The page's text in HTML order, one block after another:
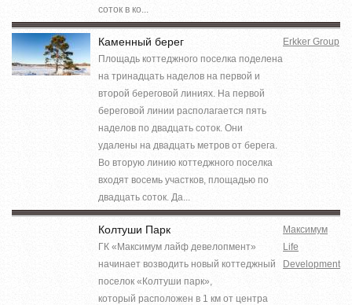
соток в ко...
Каменный берег
Площадь коттеджного поселка поделена
на тринадцать наделов на первой и
второй береговой линиях. На первой
береговой линии располагается пять
наделов по двадцать соток. Они
удалены на двадцать метров от берега.
Во вторую линию коттеджного поселка
входят восемь участков, площадью по
двадцать соток. Да...
Erkker Group
Колтуши Парк
ГК «Максимум лайф девелопмент»
начинает возводить новый коттеджный
поселок «Колтуши парк»,
который расположен в 1 км от центра
Максимум
Life
Development